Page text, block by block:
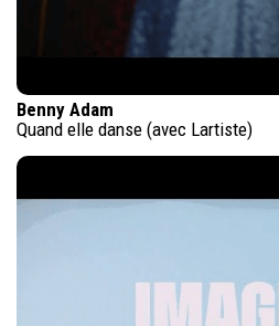
Benny Adam
Quand elle danse (avec Lartiste)